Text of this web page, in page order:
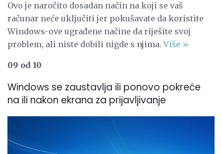
Ovo je naročito dosadan način na koji se vaš
računar neće uključiti jer pokušavate da koristite
Windows-ove ugrađene načine da riješite svoj
problem, ali niste dobili nigde s njima.Više »
09 od 10
Windows se zaustavlja ili ponovo pokreće
na ili nakon ekrana za prijavljivanje